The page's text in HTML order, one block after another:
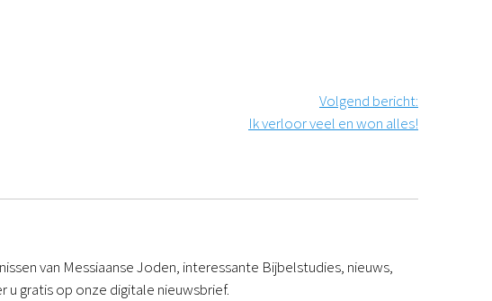
Volgend bericht:
Ik verloor veel en won alles!
van Messiaanse Joden, interessante Bijbelstudies, nieuws,
u gratis op onze digitale nieuwsbrief.